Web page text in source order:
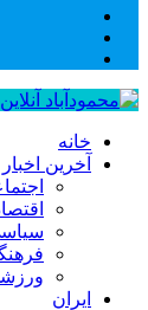
خانه
آخرین اخبار
ایران